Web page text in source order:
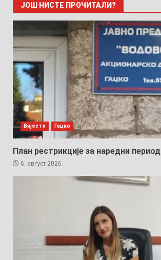
ЈОШ НИСТЕ ПРОЧИТАЛИ?
Вијести Гацко
План рестрикције за наредни период
6. август 2026.